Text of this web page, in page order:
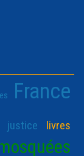
France
justice livres